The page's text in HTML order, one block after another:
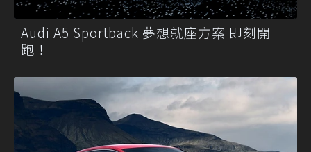
Audi A5 Sportback 夢想就座方案 即刻開
跑！